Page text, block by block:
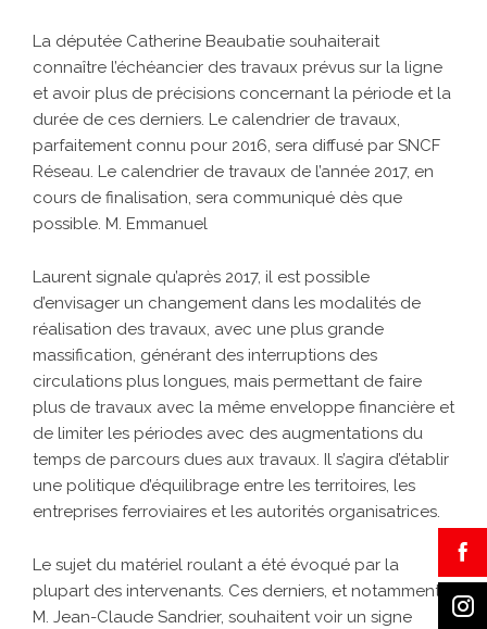
La députée Catherine Beaubatie souhaiterait
connaître l’échéancier des travaux prévus sur la ligne
et avoir plus de précisions concernant la période et la
durée de ces derniers. Le calendrier de travaux,
parfaitement connu pour 2016, sera diffusé par SNCF
Réseau. Le calendrier de travaux de l’année 2017, en
cours de finalisation, sera communiqué dès que
possible. M. Emmanuel
Laurent signale qu’après 2017, il est possible
d’envisager un changement dans les modalités de
réalisation des travaux, avec une plus grande
massification, générant des interruptions des
circulations plus longues, mais permettant de faire
plus de travaux avec la même enveloppe financière et
de limiter les périodes avec des augmentations du
temps de parcours dues aux travaux. Il s’agira d’établir
une politique d’équilibrage entre les territoires, les
entreprises ferroviaires et les autorités organisatrices.
Le sujet du matériel roulant a été évoqué par la
plupart des intervenants. Ces derniers, et notamment
M. Jean-Claude Sandrier, souhaitent voir un signe